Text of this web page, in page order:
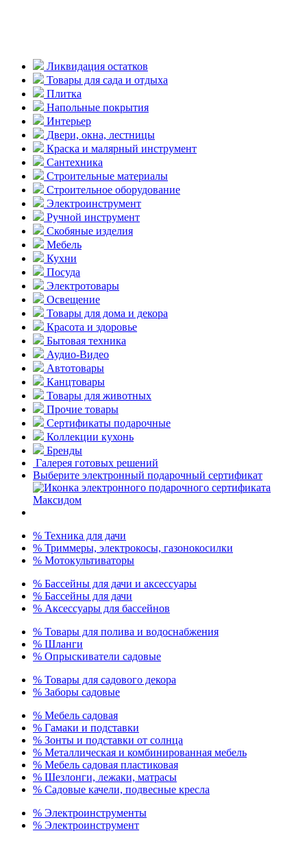
Ликвидация остатков
Товары для сада и отдыха
Плитка
Напольные покрытия
Интерьер
Двери, окна, лестницы
Краска и малярный инструмент
Сантехника
Строительные материалы
Строительное оборудование
Электроинструмент
Ручной инструмент
Скобяные изделия
Мебель
Кухни
Посуда
Электротовары
Освещение
Товары для дома и декора
Красота и здоровье
Бытовая техника
Аудио-Видео
Автотовары
Канцтовары
Товары для животных
Прочие товары
Сертификаты подарочные
Коллекции кухонь
Бренды
Галерея готовых решений
Выберите электронный подарочный сертификат
% Техника для дачи
% Триммеры, электрокосы, газонокосилки
% Мотокультиваторы
% Бассейны для дачи и аксессуары
% Бассейны для дачи
% Аксессуары для бассейнов
% Товары для полива и водоснабжения
% Шланги
% Опрыскиватели садовые
% Товары для садового декора
% Заборы садовые
% Мебель садовая
% Гамаки и подставки
% Зонты и подставки от солнца
% Металлическая и комбинированная мебель
% Мебель садовая пластиковая
% Шезлонги, лежаки, матрасы
% Садовые качели, подвесные кресла
% Электроинструменты
% Электроинструмент